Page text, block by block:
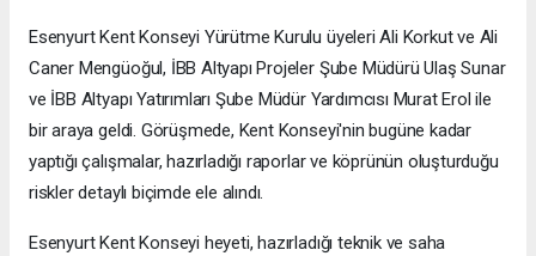
Esenyurt Kent Konseyi Yürütme Kurulu üyeleri Ali Korkut ve Ali
Caner Mengüoğul, İBB Altyapı Projeler Şube Müdürü Ulaş Sunar
ve İBB Altyapı Yatırımları Şube Müdür Yardımcısı Murat Erol ile
bir araya geldi. Görüşmede, Kent Konseyi'nin bugüne kadar
yaptığı çalışmalar, hazırladığı raporlar ve köprünün oluşturduğu
riskler detaylı biçimde ele alındı.
Esenyurt Kent Konseyi heyeti, hazırladığı teknik ve saha